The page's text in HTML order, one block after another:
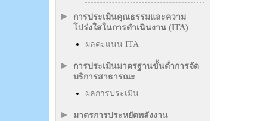
การประเมินคุณธรรมและความ
โปร่งใสในการดำเนินงาน (ITA)
ผลคะแนน ITA
การประเมินมาตรฐานขั้นต่ำการจัด
บริการสาธารณะ
ผลการประเมิน
มาตรการประหยัดพลังงาน